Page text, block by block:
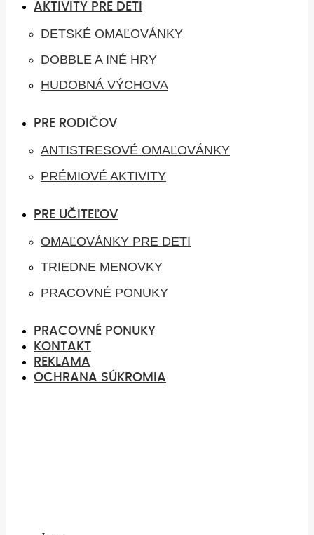
AKTIVITY PRE DETI
DETSKÉ OMAĽOVÁNKY
DOBBLE A INÉ HRY
HUDOBNÁ VÝCHOVA
PRE RODIČOV
ANTISTRESOVÉ OMAĽOVÁNKY
PRÉMIOVÉ AKTIVITY
PRE UČITEĽOV
OMAĽOVÁNKY PRE DETI
TRIEDNE MENOVKY
PRACOVNÉ PONUKY
PRACOVNÉ PONUKY
KONTAKT
REKLAMA
OCHRANA SÚKROMIA